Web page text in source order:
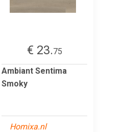
€ 23.75
Ambiant Sentima
Smoky
Homixa.nl